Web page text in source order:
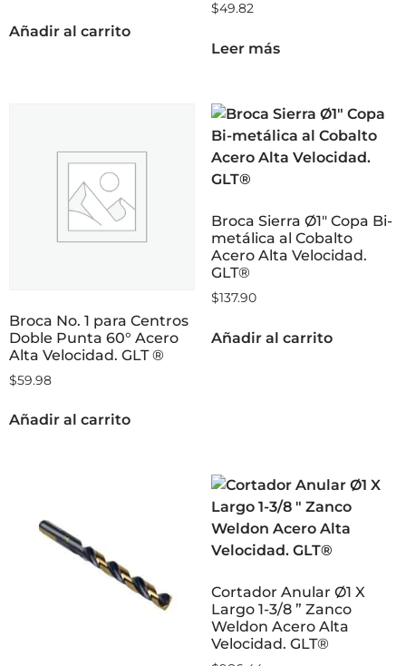
Añadir al carrito
$49.82
Leer más
Broca No. 1 para Centros
Doble Punta 60° Acero
Alta Velocidad. GLT ®
$59.98
Añadir al carrito
Broca Sierra Ø1″ Copa Bi-
metálica al Cobalto
Acero Alta Velocidad.
GLT®
$137.90
Añadir al carrito
Cortador Anular Ø1 X
Largo 1-3/8 ” Zanco
Weldon Acero Alta
Velocidad. GLT®